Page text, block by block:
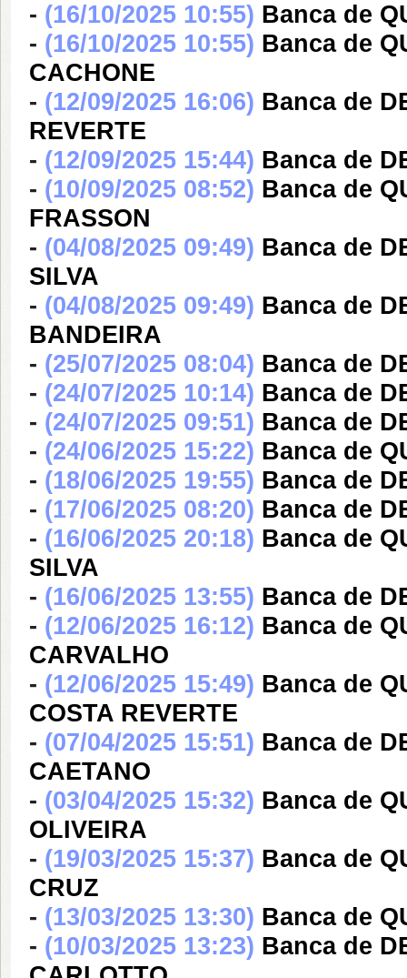
- (16/10/2025 10:55) Banca de
- (16/10/2025 10:55) Banca de
CACHONE
- (12/09/2025 16:06) Banca de
REVERTE
- (12/09/2025 15:44) Banca de
- (10/09/2025 08:52) Banca de
FRASSON
- (04/08/2025 09:49) Banca de
SILVA
- (04/08/2025 09:49) Banca de
BANDEIRA
- (25/07/2025 08:04) Banca de
- (24/07/2025 10:14) Banca de
- (24/07/2025 09:51) Banca de
- (24/06/2025 15:22) Banca de
- (18/06/2025 19:55) Banca de
- (17/06/2025 08:20) Banca de
- (16/06/2025 20:18) Banca de
SILVA
- (16/06/2025 13:55) Banca de
- (12/06/2025 16:12) Banca de
CARVALHO
- (12/06/2025 15:49) Banca de
COSTA REVERTE
- (07/04/2025 15:51) Banca de
CAETANO
- (03/04/2025 15:32) Banca de
OLIVEIRA
- (19/03/2025 15:37) Banca de
CRUZ
- (13/03/2025 13:30) Banca de
- (10/03/2025 13:23) Banca de